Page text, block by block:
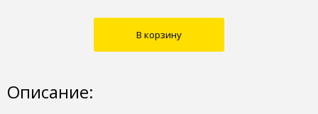
В корзину
Описание: